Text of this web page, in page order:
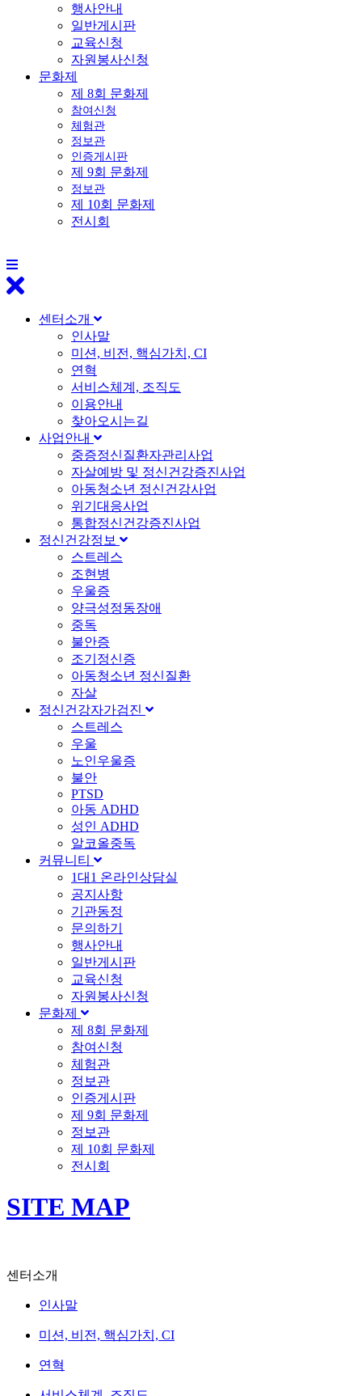
행사안내
일반게시판
교육신청
자원봉사신청
문화제
제 8회 문화제
참여신청
체험관
정보관
인증게시판
제 9회 문화제
정보관
제 10회 문화제
전시회
센터소개
인사말
미션, 비전, 핵심가치, CI
연혁
서비스체계, 조직도
이용안내
찾아오시는길
사업안내
중증정신질환자관리사업
자살예방 및 정신건강증진사업
아동청소년 정신건강사업
위기대응사업
통합정신건강증진사업
정신건강정보
스트레스
조현병
우울증
양극성정동장애
중독
불안증
조기정신증
아동청소년 정신질환
자살
정신건강자가검진
스트레스
우울
노인우울증
불안
PTSD
아동 ADHD
성인 ADHD
알코올중독
커뮤니티
1대1 온라인상담실
공지사항
기관동정
문의하기
행사안내
일반게시판
교육신청
자원봉사신청
문화제
제 8회 문화제
참여신청
체험관
정보관
인증게시판
제 9회 문화제
정보관
제 10회 문화제
전시회
SITE MAP
센터소개
인사말
미션, 비전, 핵심가치, CI
연혁